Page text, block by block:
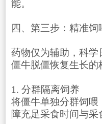
能。
四、第三步：精准
药物仅为辅助，科
僵牛脱僵恢复生长的
1. 分群隔离饲养
将僵牛单独分群饲
障充足采食时间与采